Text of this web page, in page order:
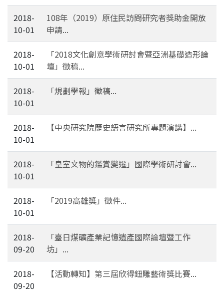
2018-
10-01
108年（2019）原住民訪問研究者獎助金開放
申請...
2018-
10-01
「2018文化創意學術研討會暨亞洲基礎造形論
壇」徵稿...
2018-
10-01
「規劃學報」徵稿...
2018-
10-01
【中央研究院歷史語言研究所專題演講】...
2018-
10-01
「皇室文物的鑑賞變遷」國際學術研討會...
2018-
10-01
「2019高雄獎」徵件...
2018-
09-20
「臺日煤礦產業記憶遺產國際論壇暨工作
坊」...
2018-
09-20
【活動轉知】第三屆欣得鈕雕藝術獎比賽...